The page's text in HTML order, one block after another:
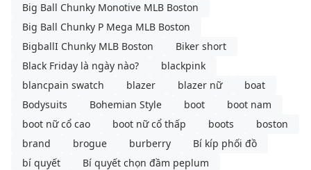
Big Ball Chunky Monotive MLB Boston
Big Ball Chunky P Mega MLB Boston
BigballI Chunky MLB Boston
Biker short
Black Friday là ngày nào?
blackpink
blancpain swatch
blazer blazer nữ
boat
Bodysuits
Bohemian Style boot
boot nam
boot nữ cổ cao
boot nữ cổ thấp boots
boston
brand
brogue burberry
Bí kíp phối đồ
bí quyết
Bí quyết chọn đầm peplum